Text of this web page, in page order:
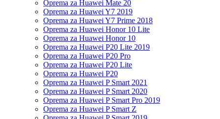
Oprema za Huawei Mate 20
Oprema za Huawei Y7 2019
Oprema za Huawei Y7 Prime 2018
Oprema za Huawei Honor 10 Lite
Oprema za Huawei Honor 10
Oprema za Huawei P20 Lite 2019
Oprema za Huawei P20 Pro
Oprema za Huawei P20 Lite
Oprema za Huawei P20
Oprema za Huawei P Smart 2021
Oprema za Huawei P Smart 2020
Oprema za Huawei P Smart Pro 2019
Oprema za Huawei P Smart Z